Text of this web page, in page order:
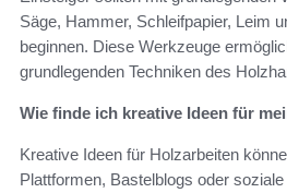
Säge, Hammer, Schleifpapier, Leim
beginnen. Diese Werkzeuge
grundlegenden Techniken des
Wie finde ich kreative Ideen für
Kreative Ideen für Holzarbeiten
Plattformen, Bastelblogs oder